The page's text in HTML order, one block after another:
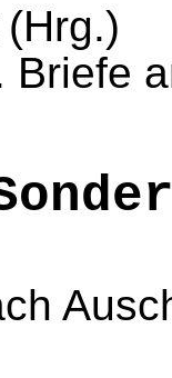
Briefe